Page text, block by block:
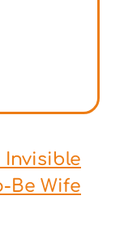
Invisible
Be Wife